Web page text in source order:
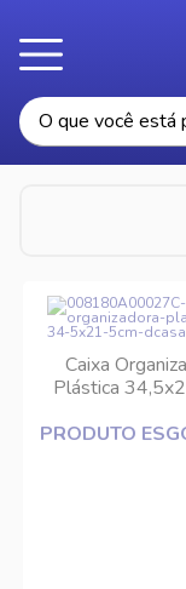
Caixa
Plástica
PRODUTO